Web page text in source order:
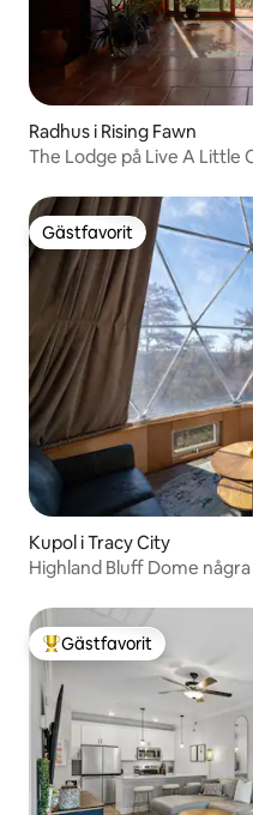
Radhus i Rising Fawn
The Lodge på Live A Little
Gästfavorit
Gästfavorit
Kupol i Tracy City
Highland Bluff Dome
Populär gästfavorit
Gästfavorit